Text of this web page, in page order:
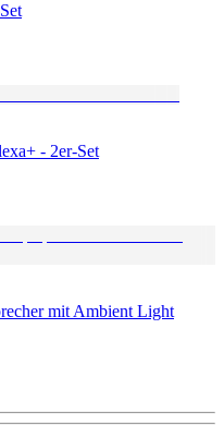
- 2er-Set
mit Ambient Light